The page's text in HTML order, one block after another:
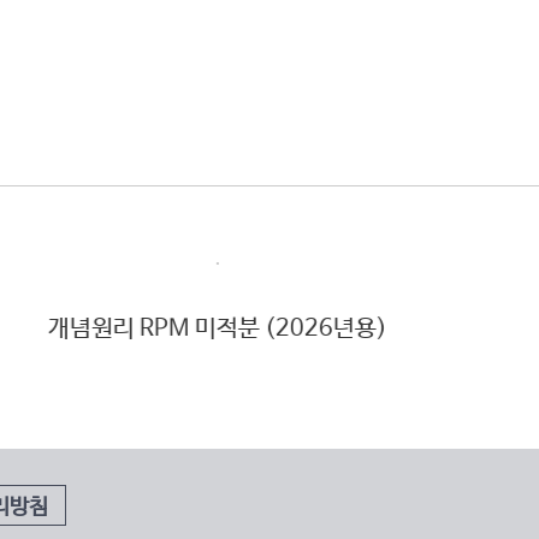
(2026년용) 개념원리 공통수학1-22개정
방침